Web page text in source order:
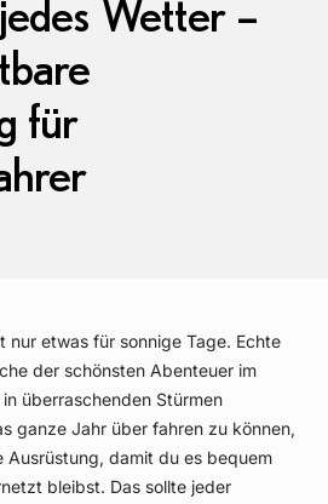
Wetter –
für
nur etwas für sonnige Tage. Echte
der schönsten Abenteuer im
überraschenden Stürmen
ganze Jahr über fahren zu können,
damit du es bequem
bleibst. Das sollte jeder